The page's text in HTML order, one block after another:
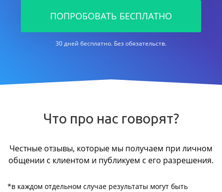
ПОПРОБОВАТЬ БЕСПЛАТНО
30 дней бесплатно. Без обязательств.
Что про нас говорят?
Честные отзывы, которые мы получаем при личном
общении с клиентом и публикуем с его разрешения.
*в каждом отдельном случае результаты могут быть